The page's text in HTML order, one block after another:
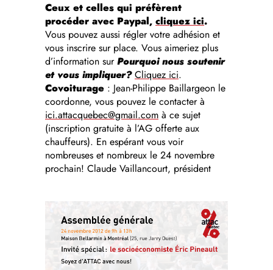
Ceux et celles qui préfèrent
procéder avec Paypal, cliquez ici.
Vous pouvez aussi régler votre adhésion et
vous inscrire sur place. Vous aimeriez plus
d’information surPourquoi nous soutenir
et vous impliquer? Cliquez ici.
Covoiturage : Jean-Philippe Baillargeon le
coordonne, vous pouvez le contacter à
ici.attacquebec@gmail.com à ce sujet
(inscription gratuite à l’AG offerte aux
chauffeurs). En espérant vous voir
nombreuses et nombreux le 24 novembre
prochain! Claude Vaillancourt, président